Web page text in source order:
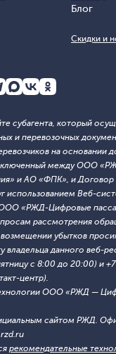
Блог
Скидки и
субагента, который
и перевозочных
на основании
между ООО
и АО «ФПК», и
использованием Веб-
«РЖД-Цифровые
рассмотрения
возмещении убытков
владельца данного веб-
с 8:00 до 20:00) и
центр).
ООО «РЖД —
сайтом РЖД.
rzd.ru
рекомендательные